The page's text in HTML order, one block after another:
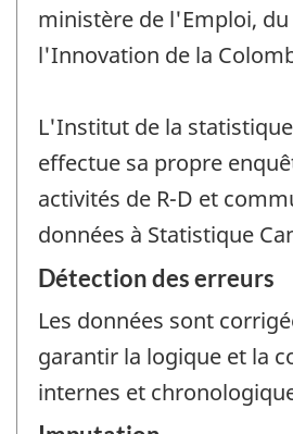
ministère de l'Emploi,
l'Innovation de la
L'Institut de la
effectue sa propre
activités de R-D et
données à Statistique
Détection des erreurs
Les données sont
garantir la logique et la
internes et